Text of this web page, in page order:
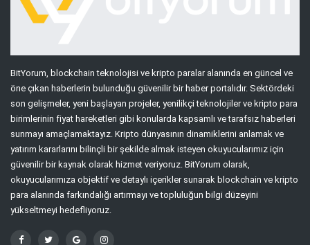
BitYorum, blockchain teknolojisi ve kripto paralar alanında en güncel ve
öne çıkan haberlerin bulunduğu güvenilir bir haber portalıdır. Sektördeki
son gelişmeler, yeni başlayan projeler, yenilikçi teknolojiler ve kripto para
birimlerinin fiyat hareketleri gibi konularda kapsamlı ve tarafsız haberleri
sunmayı amaçlamaktayız. Kripto dünyasının dinamiklerini anlamak ve
yatırım kararlarını bilinçli bir şekilde almak isteyen okuyucularımız için
güvenilir bir kaynak olarak hizmet veriyoruz. BitYorum olarak,
okuyucularımıza objektif ve detaylı içerikler sunarak blockchain ve kripto
para alanında farkındalığı artırmayı ve topluluğun bilgi düzeyini
yükseltmeyi hedefliyoruz.